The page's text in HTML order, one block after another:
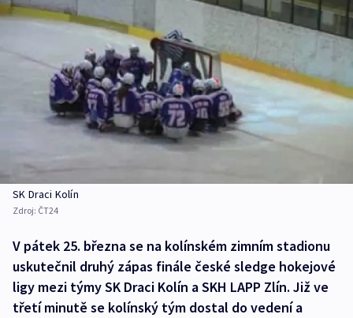
SK Draci Kolín
Zdroj: ČT24
V pátek 25. března se na kolínském zimním stadionu
uskutečnil druhý zápas finále české sledge hokejové
ligy mezi týmy SK Draci Kolín a SKH LAPP Zlín. Již ve
třetí minutě se kolínský tým dostal do vedení a